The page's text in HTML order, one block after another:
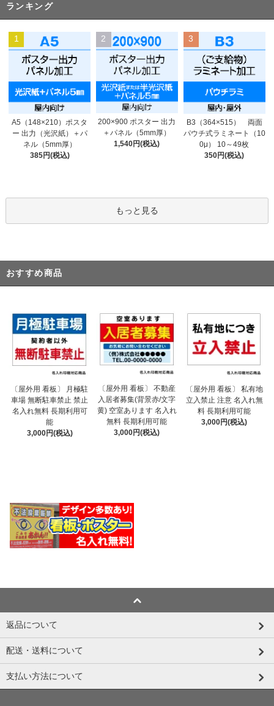
ランキング
1
A5（148×210）ポスタ
ー 出力（光沢紙）＋パ
ネル（5mm厚）
385円(税込)
2
200×900 ポスター 出力
＋パネル（5mm厚）
1,540円(税込)
3
B3（364×515） 両面
パウチ式ラミネート（10
0μ） 10～49枚
350円(税込)
もっと見る
おすすめ商品
〔屋外用 看板〕 月極駐
車場 無断駐車禁止 禁止
名入れ無料 長期利用可
能
3,000円(税込)
〔屋外用 看板〕 不動産
入居者募集(背景赤/文字
黄) 空室あります 名入れ
無料 長期利用可能
3,000円(税込)
〔屋外用 看板〕 私有地
立入禁止 注意 名入れ無
料 長期利用可能
3,000円(税込)
返品について
配送・送料について
支払い方法について